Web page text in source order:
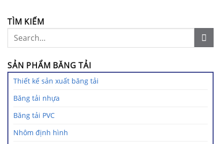
TÌM KIẾM
SẢN PHẨM BĂNG TẢI
Thiết kế sản xuất băng tải
Băng tải nhựa
Băng tải PVC
Nhôm định hình